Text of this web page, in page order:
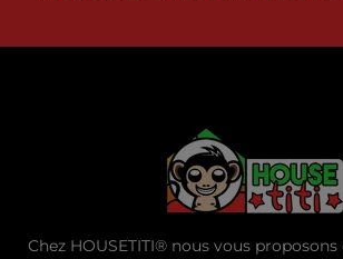
Chez HOUSETITI® nous vous proposons